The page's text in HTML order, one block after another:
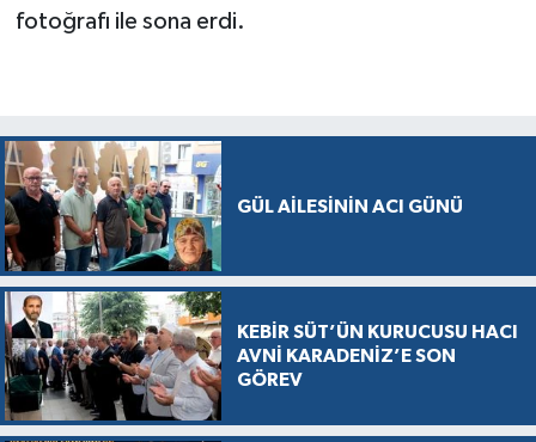
fotoğrafı ile sona erdi.
GÜL AİLESİNİN ACI GÜNÜ
KEBİR SÜT’ÜN KURUCUSU HACI
AVNİ KARADENİZ’E SON
GÖREV